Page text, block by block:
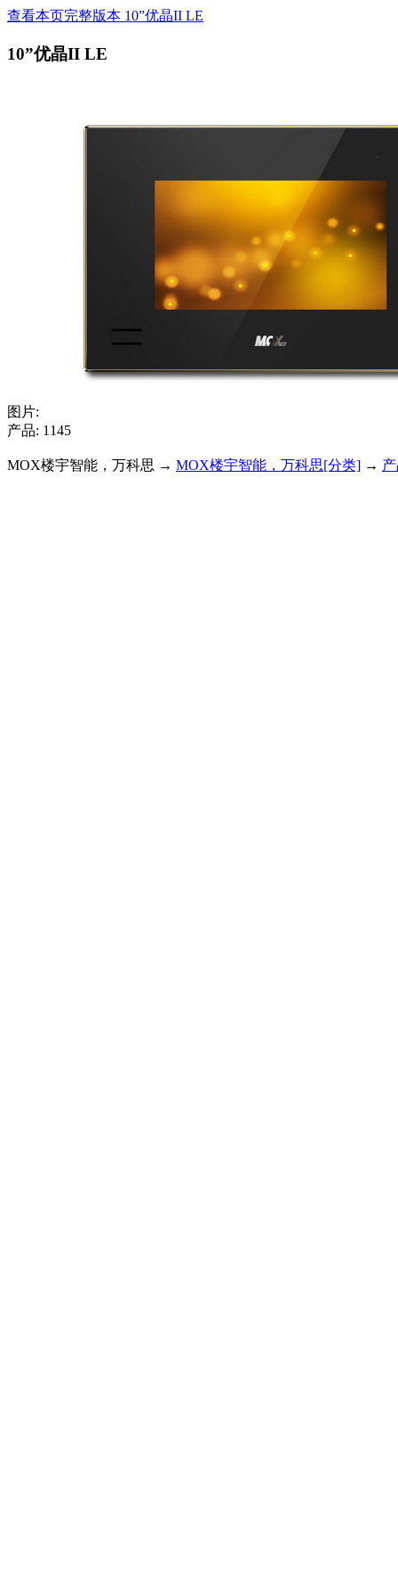
查看本页完整版本 10”优晶II LE
10”优晶II LE
图片:
产品: 1145
MOX楼宇智能，万科思 → MOX楼宇智能，万科思[分类] →